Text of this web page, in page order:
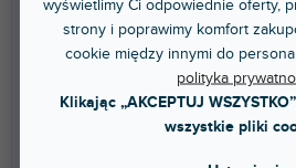
wyświetlimy Ci odpowiednie oferty,
strony i poprawimy komfort
cookie między innymi do
polityka
Klikając „AKCEPTUJ
wszystkie pliki
Super Photo Clamp Without
Stud, Aluminium
Set
Clamp